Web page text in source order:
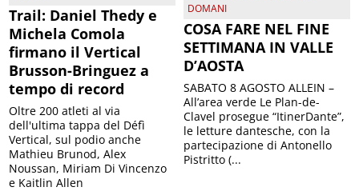
Trail: Daniel Thedy e
Michela Comola
firmano il Vertical
Brusson-Bringuez a
tempo di record
Oltre 200 atleti al via
dell'ultima tappa del Défì
Vertical, sul podio anche
Mathieu Brunod, Alex
Noussan, Miriam Di Vincenzo
e Kaitlin Allen
DOMANI
COSA FARE NEL FINE
SETTIMANA IN VALLE
D’AOSTA
SABATO 8 AGOSTO ALLEIN –
All’area verde Le Plan-de-
Clavel prosegue “ItinerDante”,
le letture dantesche, con la
partecipazione di Antonello
Pistritto (...